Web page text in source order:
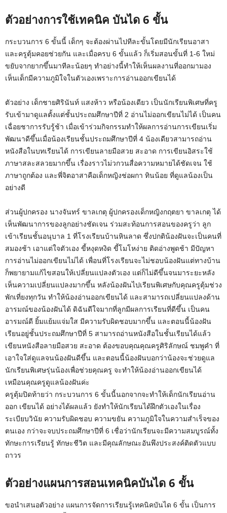
ตัวอย่างการใช้เทคนิค บันได 6 ขั้น
กระบวนการ 6 ขั้นนี้ เด็กๆ จะต้องผ่านไปทีละขั้นโดยมีนักเรียนอาสา
และครูตุ้มคอยช่วยกัน และเมื่อครบ 6 ขั้นแล้ว ก็เริ่มสอนขั้นที่ 1-6 ใหม่
ขยับจากยากขึ้นมาทีละน้อยๆ ทำอย่างนี้ทำให้เห็นผลงานที่ออกมามอง
เห็นเด็กมีความภูมิใจในตัวเองเพราะการอ่านออกเขียนได้
ตัวอย่าง เด็กชายศิรินันท์ แสงห้าว หรือน้องเดียว เป็นนักเรียนพิเศษที่ครู
รับเข้ามาดูแลตั้งแต่ชั้นประถมศึกษาปีที่ 2 อ่านไม่ออกเขียนไม่ได้ เป็นคน
เฉื่อยชาการรับรู้ช้า เมื่อเข้าร่วมกิจกรรมทำให้ผลการอ่านการเขียนเริ่ม
พัฒนาดีขึ้นเมื่อน้องเรียนชั้นประถมศึกษาปีที่ 4 น้องเดียวสามารถอ่าน
หนังสือในบทเรียนได้ การเขียนลายมือสวย สะอาด การเขียนอิสระใช้
ภาษาสละสลวยมากขึ้น เรื่องราวไม่วกวนสื่อความหมายได้ชัดเจน ใช้
ภาษาถูกต้อง และพี่จิตอาสาคือเด็กหญิงช่อผกา ทินน้อย ที่ดูแลน้องเป็น
อย่างดี
ส่วนผู้ปกครอง นางจันทร์ ขาลเกตุ ผู้ปกครองเด็กหญิงกฤตยา ขาลเกตุ ได้
เห็นพัฒนาการของลูกอย่างชัดเจน ร่วมสะท้อนการสอนของครูว่า ลูก
เข้าเรียนชั้นอนุบาล 1 ที่โรงเรียนบ้านหินลาด ซึ่งปกติน้องฝันจะเป็นคนที่
สมองช้า เอาแต่ใจตัวเอง ขี้หงุดหงิด ขี้โมโหง่าย ติดอ่างพูดช้า มีปัญหา
การอ่านไม่ออกเขียนไม่ได้ เพื่อนที่โรงเรียนจะไม่ชอบน้องฝันแต่ทางบ้าน
ก็พยายามแก้ไขสอนให้เปลี่ยนแปลงตัวเอง แต่ก็ไม่ดีขึ้นจนมาระยะหลัง
เห็นความเปลี่ยนแปลงมากขึ้น หลังน้องฝันไปเรียนพิเศษกับคุณครูตุ้มช่วง
พักเที่ยงทุกวัน ทำให้น้องอ่านออกเขียนได้ และสามารถเปลี่ยนแปลงด้าน
อารมณ์ของน้องฝันได้ ดิฉันดีใจมากที่ลูกมีผลการเรียนที่ดีขึ้น เป็นคน
อารมณ์ดี ยิ้มแย้มแจ่มใส มีความรับผิดชอบมากขึ้น และตอนนี้น้องฝัน
เรียนอยู่ชั้นประถมศึกษาปีที่ 5 สามารถอ่านหนังสือในชั้นเรียนได้แล้ว
เขียนหนังสือลายมือสวย สะอาด ต้องขอบคุณคุณครูศิริลักษณ์ ชมพูคำ ที่
เอาใจใส่ดูแลจนน้องฝันดีขึ้น และตอนนี้น้องฝันบอกว่าน้องจะช่วยดูแล
นักเรียนพิเศษรุ่นน้องเพื่อช่วยคุณครู จะทำให้น้องอ่านออกเขียนได้
เหมือนคุณครูดูแลน้องฝันค่ะ
ครูตุ้มปิดท้ายว่า กระบวนการ 6 ขั้นนี้นอกจากจะทำให้เด็กนักเรียนอ่าน
ออก เขียนได้ อย่างได้ผลแล้ว ยังทำให้นักเรียนได้ฝึกตัวเองในเรื่อง
ระเบียบวินัย ความรับผิดชอบ ความขยัน ความภูมิใจในความสำเร็จของ
ตนเอง กว่าจะจบประถมศึกษาปีที่ 6 เชื่อว่านักเรียนจะมีความสมบูรณ์ทั้ง
ทักษะการเรียนรู้ ทักษะชีวิต และมีคุณลักษณะอันพึงประสงค์ติดตัวแบบ
ถาวร
ตัวอย่างแผนการสอนเทคนิคบันได 6 ขั้น
ขอนำเสนอตัวอย่าง แผนการจัดการเรียนรู้เทคนิคบันได 6 ขั้น เป็นการ